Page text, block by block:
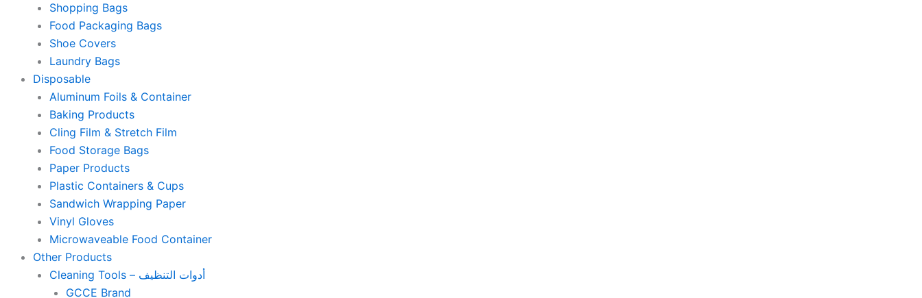
Shopping Bags
Food Packaging Bags
Shoe Covers
Laundry Bags
Disposable
Aluminum Foils & Container
Baking Products
Cling Film & Stretch Film
Food Storage Bags
Paper Products
Plastic Containers & Cups
Sandwich Wrapping Paper
Vinyl Gloves
Microwaveable Food Container
Other Products
Cleaning Tools – أدوات التنظيف
GCCE Brand